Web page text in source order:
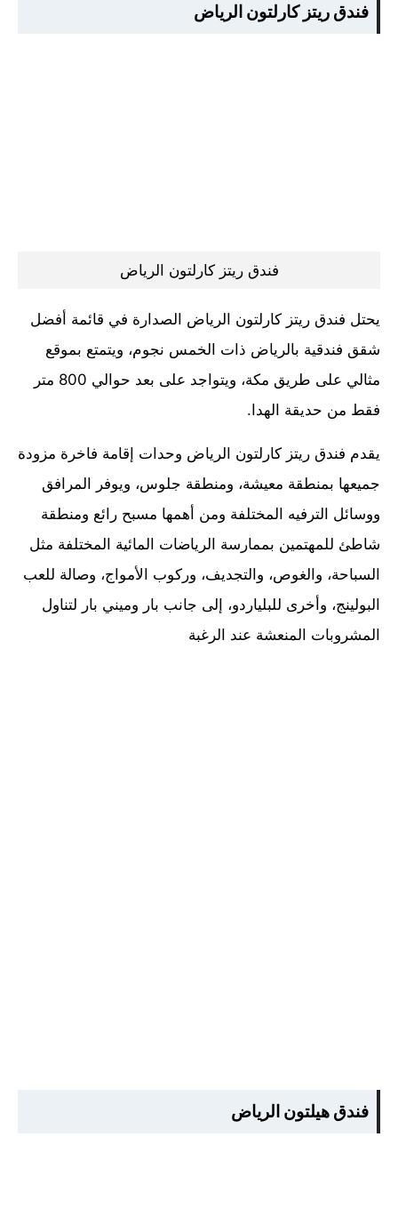
فندق ريتز كارلتون الرياض
فندق ريتز كارلتون الرياض
يحتل فندق ريتز كارلتون الرياض الصدارة في قائمة أفضل
شقق فندقية بالرياض ذات الخمس نجوم، ويتمتع بموقع
مثالي على طريق مكة، ويتواجد على بعد حوالي 800 متر
فقط من حديقة الهدا.
يقدم فندق ريتز كارلتون الرياض وحدات إقامة فاخرة مزودة
جميعها بمنطقة معيشة، ومنطقة جلوس، ويوفر المرافق
ووسائل الترفيه المختلفة ومن أهمها مسبح رائع ومنطقة
شاطئ للمهتمين بممارسة الرياضات المائية المختلفة مثل
السباحة، والغوص، والتجديف، وركوب الأمواج، وصالة للعب
البولينج، وأخرى للبلياردو، إلى جانب بار وميني بار لتناول
المشروبات المنعشة عند الرغبة
فندق هيلتون الرياض